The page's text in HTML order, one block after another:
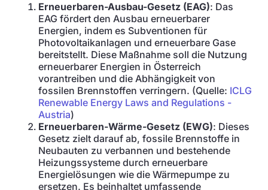
Erneuerbaren-Ausbau-Gesetz (EAG): Das
EAG fördert den Ausbau erneuerbarer
Energien, indem es Subventionen für
Photovoltaikanlagen und erneuerbare Gase
bereitstellt. Diese Maßnahme soll die Nutzung
erneuerbarer Energien in Österreich
vorantreiben und die Abhängigkeit von
fossilen Brennstoffen verringern. (Quelle: ICLG
Renewable Energy Laws and Regulations -
Austria)
Erneuerbaren-Wärme-Gesetz (EWG): Dieses
Gesetz zielt darauf ab, fossile Brennstoffe in
Neubauten zu verbannen und bestehende
Heizungssysteme durch erneuerbare
Energielösungen wie die Wärmepumpe zu
ersetzen. Es beinhaltet umfassende